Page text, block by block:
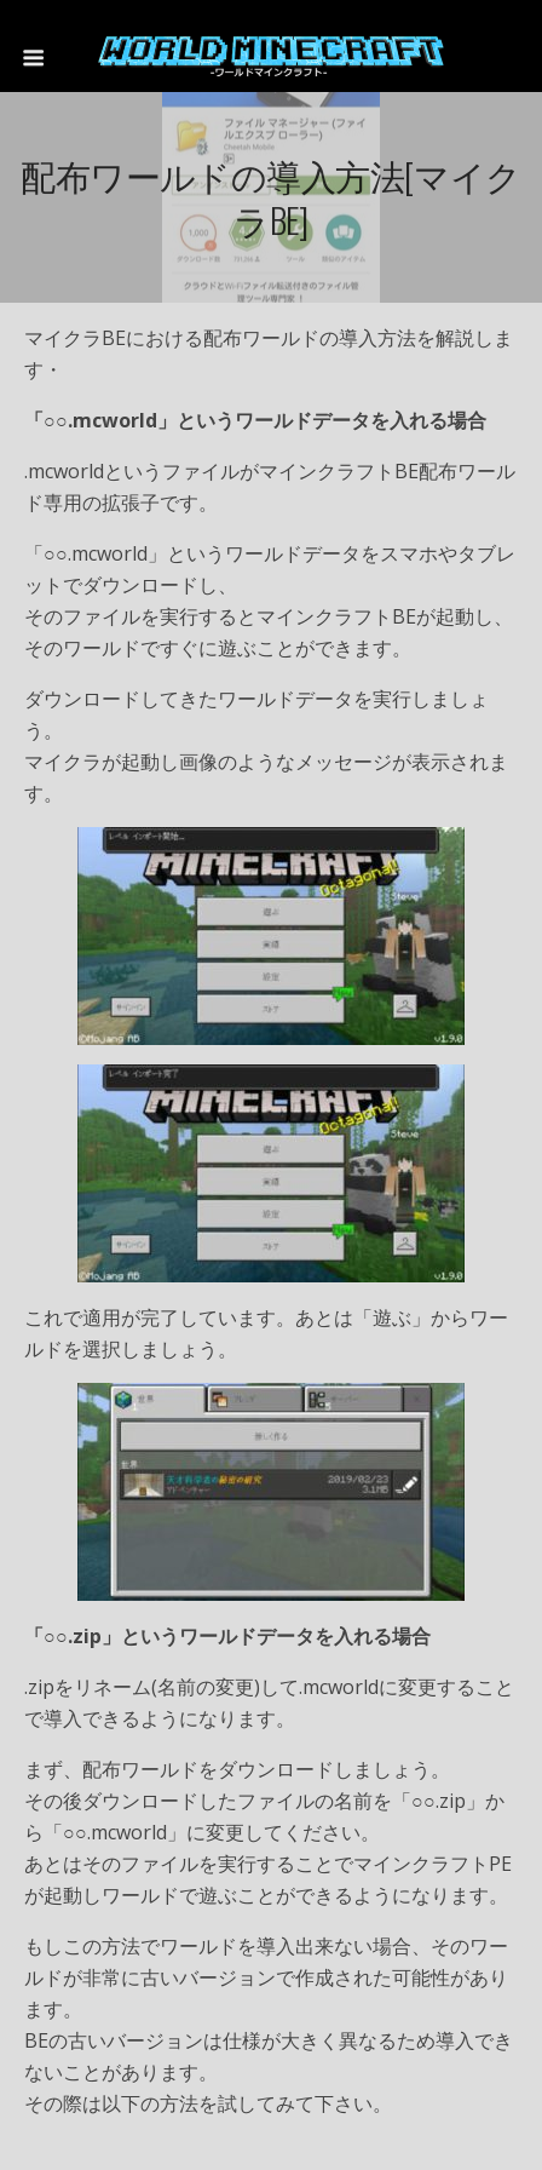
配布ワールドの導入方法[マイク
ラBE]
マイクラBEにおける配布ワールドの導入方法を解説しま
す・
「○○.mcworld」というワールドデータを入れる場合
.mcworldというファイルがマインクラフトBE配布ワール
ド専用の拡張子です。
「○○.mcworld」というワールドデータをスマホやタブレ
ットでダウンロードし、
そのファイルを実行するとマインクラフトBEが起動し、
そのワールドですぐに遊ぶことができます。
ダウンロードしてきたワールドデータを実行しましょ
う。
マイクラが起動し画像のようなメッセージが表示されま
す。
これで適用が完了しています。あとは「遊ぶ」からワー
ルドを選択しましょう。
「○○.zip」というワールドデータを入れる場合
.zipをリネーム(名前の変更)して.mcworldに変更すること
で導入できるようになります。
まず、配布ワールドをダウンロードしましょう。
その後ダウンロードしたファイルの名前を「○○.zip」か
ら「○○.mcworld」に変更してください。
あとはそのファイルを実行することでマインクラフトPE
が起動しワールドで遊ぶことができるようになります。
もしこの方法でワールドを導入出来ない場合、そのワー
ルドが非常に古いバージョンで作成された可能性があり
ます。
BEの古いバージョンは仕様が大きく異なるため導入でき
ないことがあります。
その際は以下の方法を試してみて下さい。